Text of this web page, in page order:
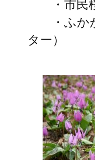
・市民桜
・ふかが
ター）